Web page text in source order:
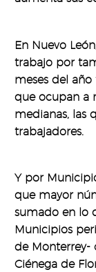
En Nuevo
trabajo por
meses del
que ocupan a
medianas, las
trabajadores.
Y por
que mayor
sumado en lo
Municipios
de Monterrey-
Ciénega de